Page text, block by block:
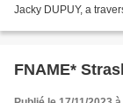
Jacky DUPUY, a
FNAME*